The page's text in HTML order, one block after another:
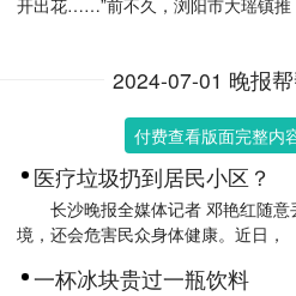
2024-07-01 晚报
付费查看版面完整内
医疗垃圾扔到居民小区？
长沙晚报全媒体记者 邓艳红随
境，还会危害民众身体健康。近日，
一杯冰块贵过一瓶饮料